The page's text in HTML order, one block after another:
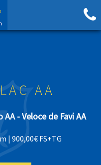
AA
- Veloce de Favi AA
| 900,00€ FS+TG